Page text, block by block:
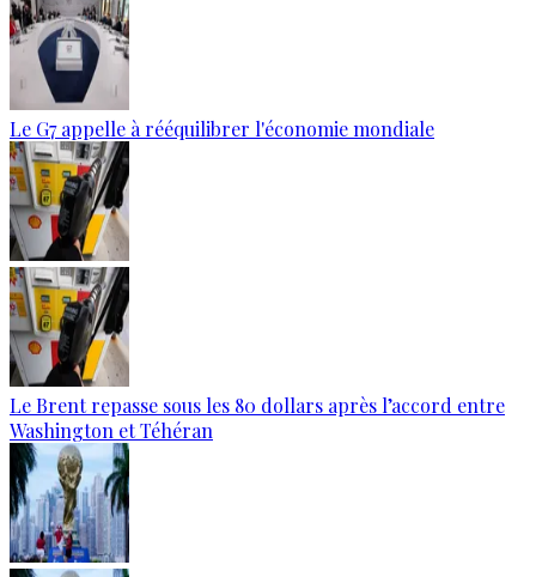
Le G7 appelle à rééquilibrer l'économie mondiale
Le Brent repasse sous les 80 dollars après l’accord entre
Washington et Téhéran